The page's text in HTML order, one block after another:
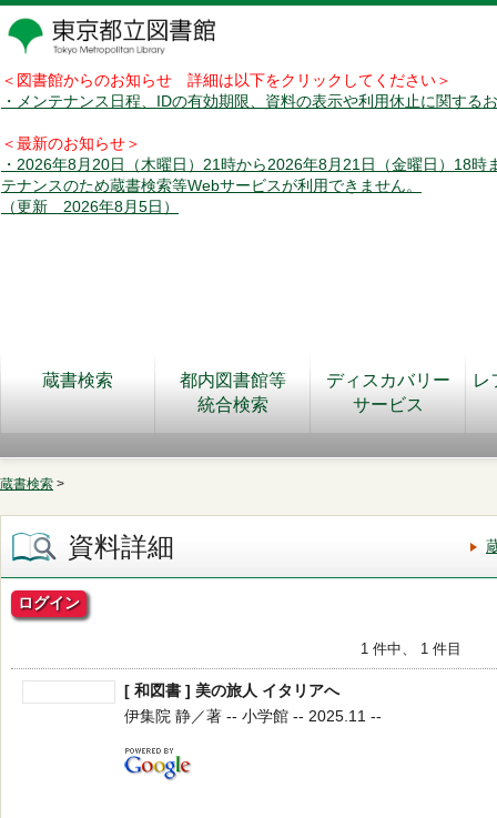
＜図書館からのお知らせ 詳細は以下をクリックしてください＞
・メンテナンス日程、IDの有効期限、資料の表示や利用休止に関する
＜最新のお知らせ＞
・2026年8月20日（木曜日）21時から2026年8月21日（金曜日）18時
テナンスのため蔵書検索等Webサービスが利用できません。
（更新 2026年8月5日）
蔵書検索
都内図書館等
統合検索
ディスカバリー
サービス
レ
蔵書検索 >
資料詳細
ログイン
1 件中、 1 件目
[ 和図書 ] 美の旅人 イタリアへ
伊集院 静／著 -- 小学館 -- 2025.11 --